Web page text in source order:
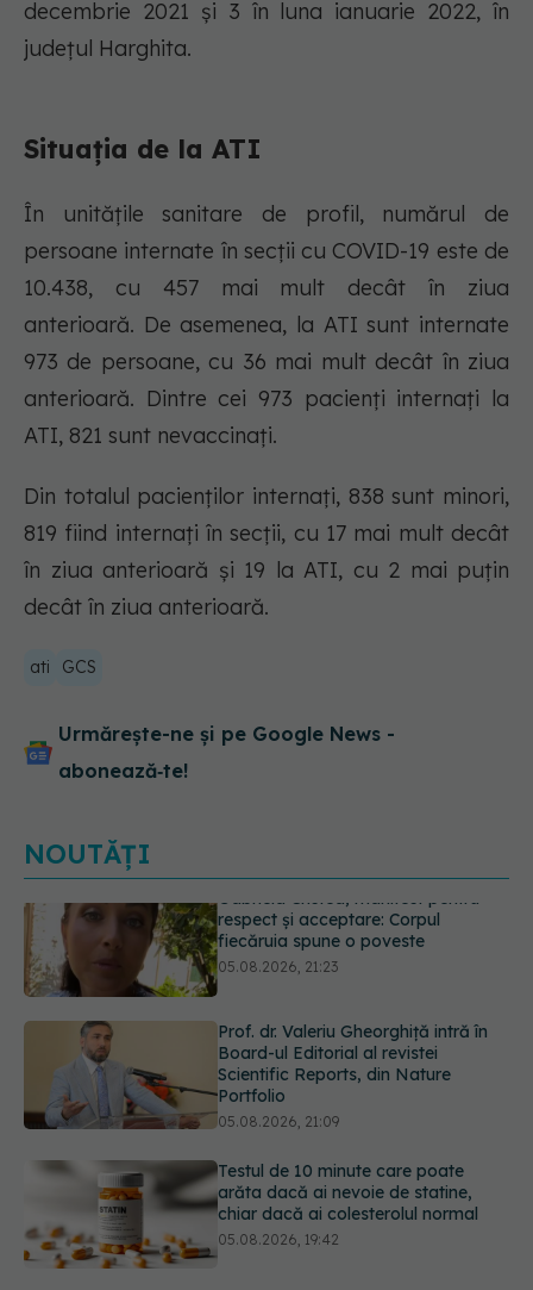
decembrie 2021 și 3 în luna ianuarie 2022, în
județul Harghita.
Situația de la ATI
În unitățile sanitare de profil, numărul de
persoane internate în secții cu COVID-19 este de
10.438, cu 457 mai mult decât în ziua
anterioară. De asemenea, la ATI sunt internate
973 de persoane, cu 36 mai mult decât în ziua
anterioară. Dintre cei 973 pacienți internați la
ATI, 821 sunt nevaccinați.
Din totalul pacienților internați, 838 sunt minori,
819 fiind internați în secții, cu 17 mai mult decât
în ziua anterioară și 19 la ATI, cu 2 mai puțin
decât în ziua anterioară.
ati GCS
Urmărește-ne și pe Google News -
abonează‑te!
NOUTĂȚI
Prof. dr. Valeriu Gheorghiță intră în
Board-ul Editorial al revistei
Scientific Reports, din Nature
05.08.2026, 21:09
Testul de 10 minute care poate
arăta dacă ai nevoie de statine,
chiar dacă ai colesterolul normal
Unde trebuie să ții pâinea când
afară este caniculă. Greșeala care o
usucă sau o umple de mucegai în